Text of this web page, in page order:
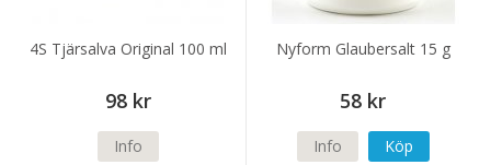
4S Tjärsalva Original 100 ml
98 kr
Info
Nyform Glaubersalt 15 g
58 kr
Info Köp